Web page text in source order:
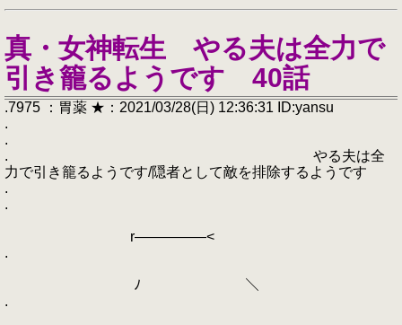
真・女神転生 やる夫は全力で
引き籠るようです 40話
.7975 ：胃薬 ★：2021/03/28(日) 12:36:31 ID:yansu
.
.
. やる夫は全
力で引き籠るようです/隠者として敵を排除するようです
.
.
r―――――<
.
ﾉ ＼
.